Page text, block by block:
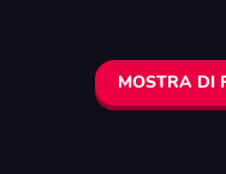
MOSTRA DI